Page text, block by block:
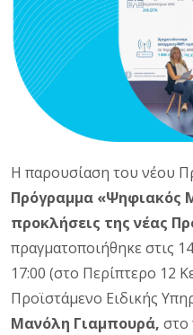
Η παρουσίαση του νέου
Πρόγραμμα «Ψηφιακός
προκλήσεις της νέας
πραγματοποιήθηκε στις
17:00 (στο Περίπτερο 12
Προϊστάμενο Ειδικής
Μανόλη Γιαμπουρά, στο